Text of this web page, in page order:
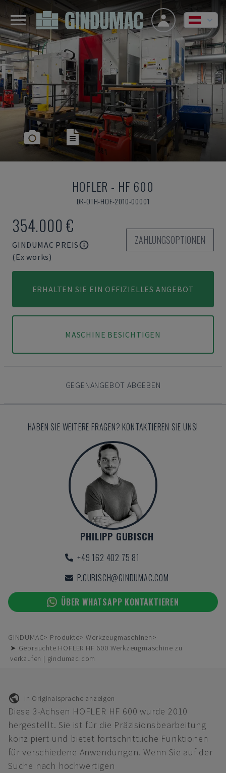
HOFLER - HF 600
DK-OTH-HOF-2010-00001
354.000 €
GINDUMAC PREIS
(Ex works)
ZAHLUNGSOPTIONEN
ERHALTEN SIE EIN OFFIZIELLES ANGEBOT
MASCHINE BESICHTIGEN
GEGENANGEBOT ABGEBEN
HABEN SIE WEITERE FRAGEN? KONTAKTIEREN SIE UNS!
PHILIPP GUBISCH
+49 162 402 75 81
P.GUBISCH@GINDUMAC.COM
ÜBER WHATSAPP KONTAKTIEREN
GINDUMAC Produkte
Werkzeugmaschinen
➤ Gebrauchte HOFLER HF 600 Werkzeugmaschine zu
verkaufen | gindumac.com
In Originalsprache anzeigen
Diese 3-Achsen HOFLER HF 600 wurde 2010
hergestellt. Sie ist für die Präzisionsbearbeitung
konzipiert und bietet fortschrittliche Funktionen
für verschiedene Anwendungen. Wenn Sie auf der
Suche nach hochwertigen